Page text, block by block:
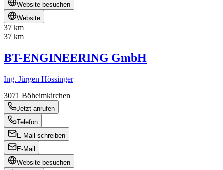
Website besuchen
Website
37 km
37 km
BT-ENGINEERING GmbH
Ing. Jürgen Hössinger
3071 Böheimkirchen
Jetzt anrufen
Telefon
E-Mail schreiben
E-Mail
Website besuchen